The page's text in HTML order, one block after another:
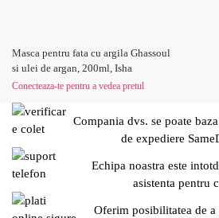
Masca pentru fata cu argila Ghassoul
si ulei de argan, 200ml, Isha
Conecteaza-te pentru a vedea pretul
Compania dvs. se poate
de expediere
Echipa noastra este
asistenta pentru
Oferim posibilitatea de